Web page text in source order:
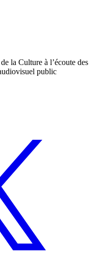
la Culture à l’écoute des
public